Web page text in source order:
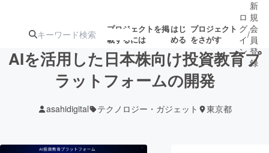
プロジェクトを掲
載するには
はじ
める
プロジェクト
をさがす
ターン
ジェクト
募集終了が近いプ
ロジェクト
もうすぐ公開
されます
ロ
グ
イ
ン
/
新
規
会
員
登
録
AIを活用した日本株向け投資教育プ
ラットフォームの開発
asahidigital テクノロジー・ガジェット 東京都